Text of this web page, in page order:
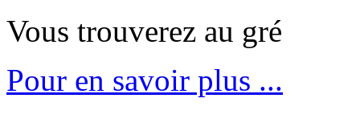
Vous trouverez au gré
Pour en savoir plus ...